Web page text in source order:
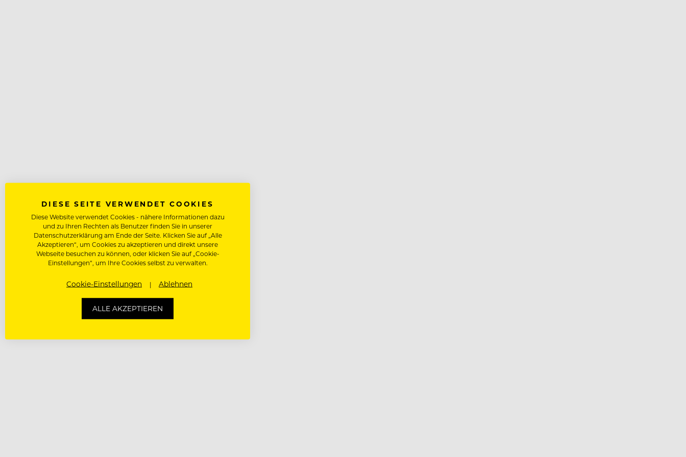
DIESE SEITE VERWENDET COOKIES
Diese Website verwendet Cookies - nähere Informationen dazu
und zu Ihren Rechten als Benutzer finden Sie in unserer
Datenschutzerklärung am Ende der Seite. Klicken Sie auf „Alle
Akzeptieren“, um Cookies zu akzeptieren und direkt unsere
Webseite besuchen zu können, oder klicken Sie auf „Cookie-
Einstellungen“, um Ihre Cookies selbst zu verwalten.
Cookie-Einstellungen Ablehnen
ALLE AKZEPTIEREN